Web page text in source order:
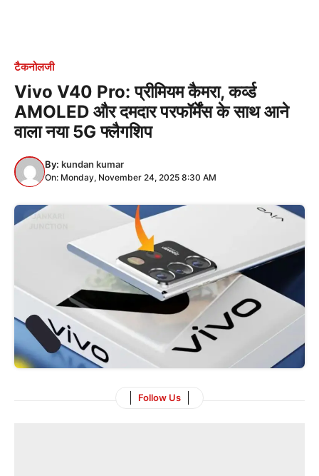
टैकनोलजी
Vivo V40 Pro: प्रीमियम कैमरा, कर्व्ड
AMOLED और दमदार परफॉर्मेंस के साथ आने
वाला नया 5G फ्लैगशिप
By: kundan kumar
On: Monday, November 24, 2025 8:30 AM
Follow Us